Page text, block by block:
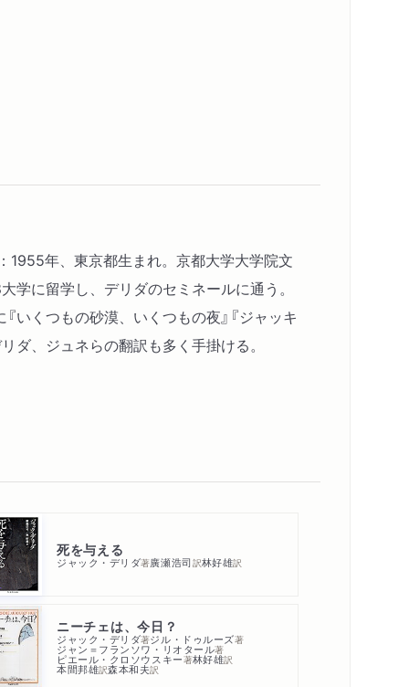
1955年、東京都生まれ。京都大学大学院文
学に留学し、デリダのセミネールに通う。
いくつもの砂漠、いくつもの夜』『ジャッキ
ダ、ジュネらの翻訳も多く手掛ける。
死を与える
ジャック・デリダ著廣瀬浩司 訳林好雄訳
ニーチェは、今日？
ジャック・デリダ著ジル・ドゥルーズ著
ジャン＝フランソワ・リオタール著
ピエール・クロソウスキー著林好雄訳
本間邦雄訳森本和夫訳